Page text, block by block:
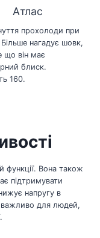
Атлас
прохолоди при
нагадує шовк,
що він має
блиск.
160.
функції. Вона також
підтримувати
напругу в
важливо для людей,